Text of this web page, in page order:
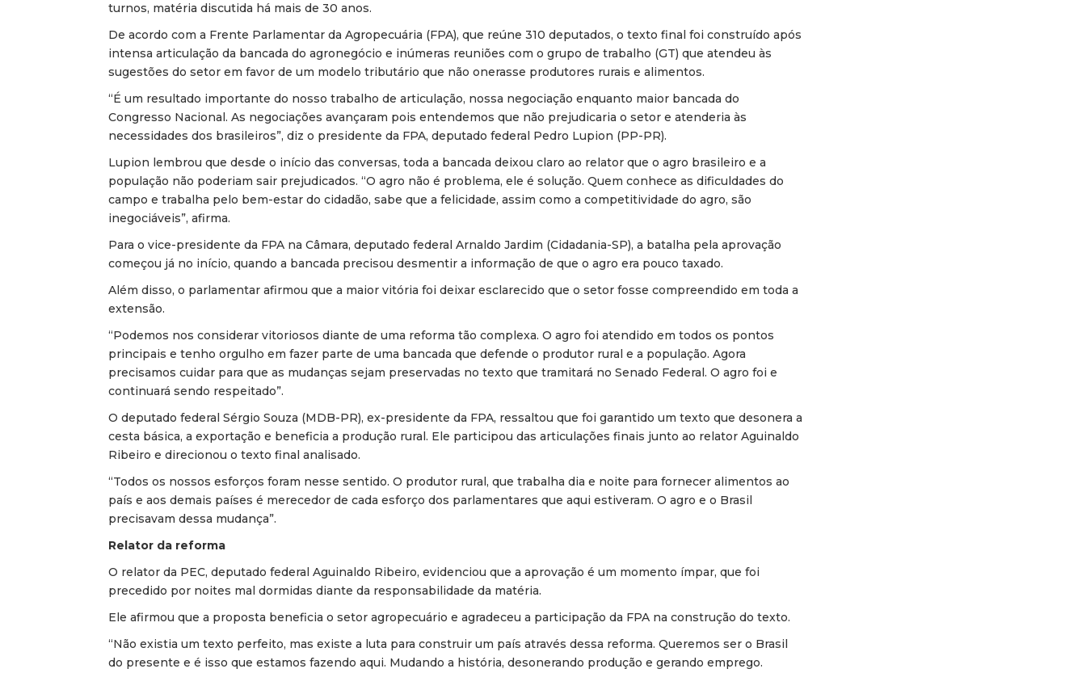
turnos, matéria discutida há mais de 30 anos.
De acordo com a Frente Parlamentar da Agropecuária (FPA), que reúne 310 deputados, o texto final foi construído após
intensa articulação da bancada do agronegócio e inúmeras reuniões com o grupo de trabalho (GT) que atendeu às
sugestões do setor em favor de um modelo tributário que não onerasse produtores rurais e alimentos.
“É um resultado importante do nosso trabalho de articulação, nossa negociação enquanto maior bancada do
Congresso Nacional. As negociações avançaram pois entendemos que não prejudicaria o setor e atenderia às
necessidades dos brasileiros”, diz o presidente da FPA, deputado federal Pedro Lupion (PP-PR).
Lupion lembrou que desde o início das conversas, toda a bancada deixou claro ao relator que o agro brasileiro e a
população não poderiam sair prejudicados. “O agro não é problema, ele é solução. Quem conhece as dificuldades do
campo e trabalha pelo bem-estar do cidadão, sabe que a felicidade, assim como a competitividade do agro, são
inegociáveis”, afirma.
Para o vice-presidente da FPA na Câmara, deputado federal Arnaldo Jardim (Cidadania-SP), a batalha pela aprovação
começou já no início, quando a bancada precisou desmentir a informação de que o agro era pouco taxado.
Além disso, o parlamentar afirmou que a maior vitória foi deixar esclarecido que o setor fosse compreendido em toda a
extensão.
“Podemos nos considerar vitoriosos diante de uma reforma tão complexa. O agro foi atendido em todos os pontos
principais e tenho orgulho em fazer parte de uma bancada que defende o produtor rural e a população. Agora
precisamos cuidar para que as mudanças sejam preservadas no texto que tramitará no Senado Federal. O agro foi e
continuará sendo respeitado”.
O deputado federal Sérgio Souza (MDB-PR), ex-presidente da FPA, ressaltou que foi garantido um texto que desonera a
cesta básica, a exportação e beneficia a produção rural. Ele participou das articulações finais junto ao relator Aguinaldo
Ribeiro e direcionou o texto final analisado.
“Todos os nossos esforços foram nesse sentido. O produtor rural, que trabalha dia e noite para fornecer alimentos ao
país e aos demais países é merecedor de cada esforço dos parlamentares que aqui estiveram. O agro e o Brasil
precisavam dessa mudança”.
Relator da reforma
O relator da PEC, deputado federal Aguinaldo Ribeiro, evidenciou que a aprovação é um momento ímpar, que foi
precedido por noites mal dormidas diante da responsabilidade da matéria.
Ele afirmou que a proposta beneficia o setor agropecuário e agradeceu a participação da FPA na construção do texto.
“Não existia um texto perfeito, mas existe a luta para construir um país através dessa reforma. Queremos ser o Brasil
do presente e é isso que estamos fazendo aqui. Mudando a história, desonerando produção e gerando emprego.